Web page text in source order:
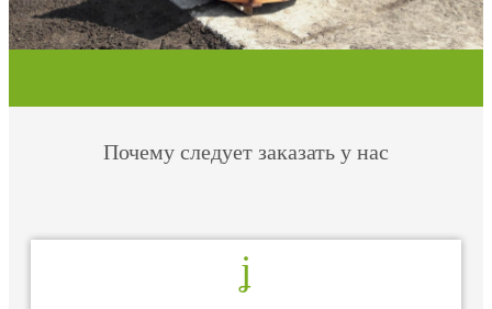
Почему следует заказать у нас